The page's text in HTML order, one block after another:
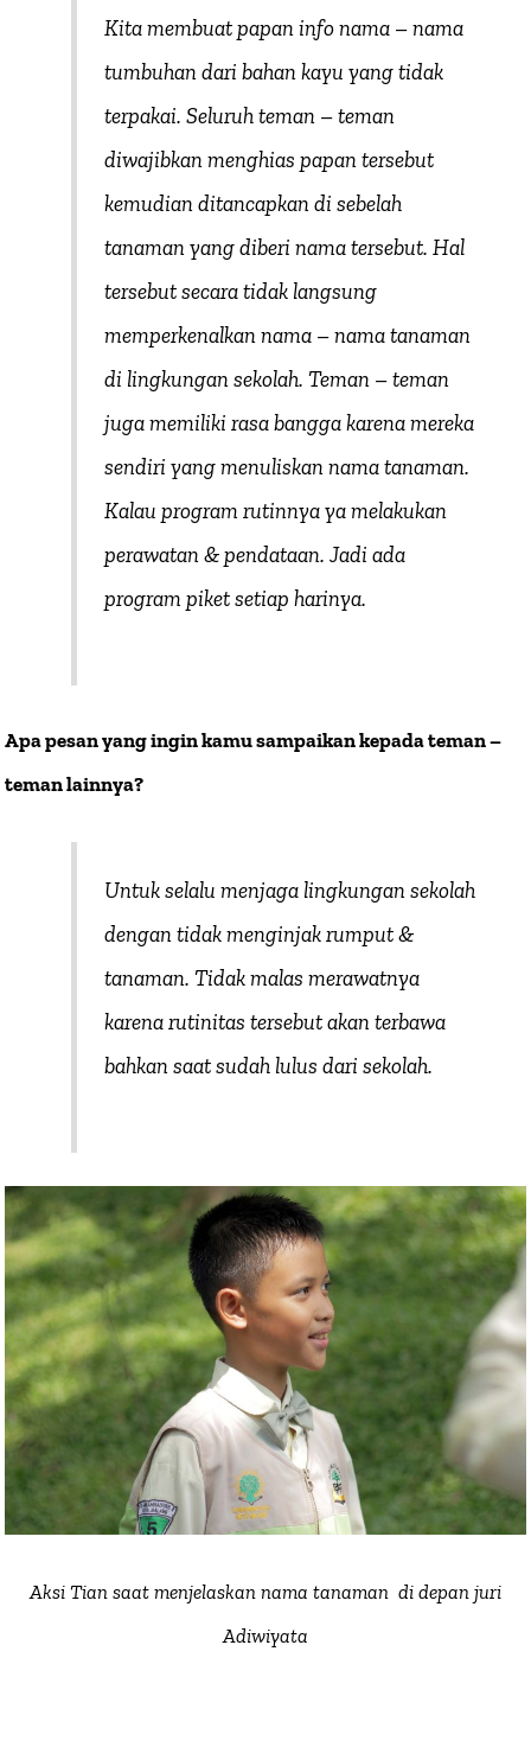
Kita membuat papan info nama – nama
tumbuhan dari bahan kayu yang tidak
terpakai. Seluruh teman – teman
diwajibkan menghias papan tersebut
kemudian ditancapkan di sebelah
tanaman yang diberi nama tersebut. Hal
tersebut secara tidak langsung
memperkenalkan nama – nama tanaman
di lingkungan sekolah. Teman – teman
juga memiliki rasa bangga karena mereka
sendiri yang menuliskan nama tanaman.
Kalau program rutinnya ya melakukan
perawatan & pendataan. Jadi ada
program piket setiap harinya.
Apa pesan yang ingin kamu sampaikan kepada teman –
teman lainnya?
Untuk selalu menjaga lingkungan sekolah
dengan tidak menginjak rumput &
tanaman. Tidak malas merawatnya
karena rutinitas tersebut akan terbawa
bahkan saat sudah lulus dari sekolah.
Aksi Tian saat menjelaskan nama tanaman di depan juri
Adiwiyata